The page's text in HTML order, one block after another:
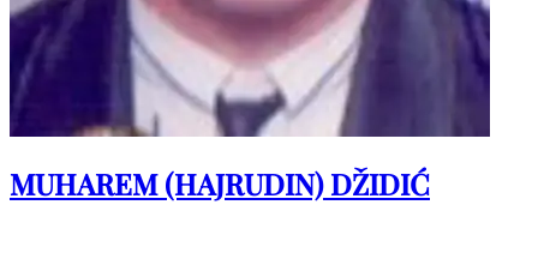
MUHAREM (HAJRUDIN) DŽIDIĆ